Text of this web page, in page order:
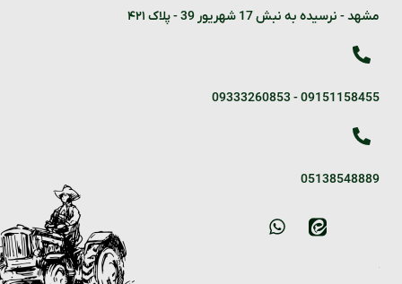
مشهد - نرسیده به نبش 17 شهریور 39 - پلاک ۴۲۱
09151158455
-
09333260853
05138548889